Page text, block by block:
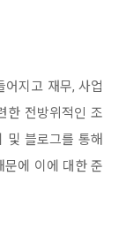
지고 재무, 사업
한 전방위적인 조
및 블로그를 통해
문에 이에 대한 준